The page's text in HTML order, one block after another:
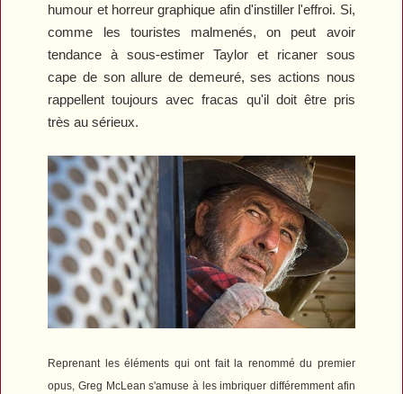
humour et horreur graphique afin d'instiller l'effroi. Si,
comme les touristes malmenés, on peut avoir
tendance à sous-estimer Taylor et ricaner sous
cape de son allure de demeuré, ses actions nous
rappellent toujours avec fracas qu'il doit être pris
très au sérieux.
Reprenant les éléments qui ont fait la renommé du premier
opus, Greg McLean s'amuse à les imbriquer différemment afin